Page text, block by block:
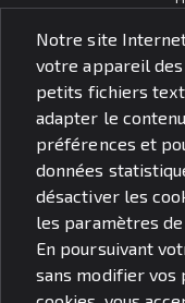
Notre site
votre appareil des
petits fichiers
adapter le
préférences et
données
désactiver les
les paramètres
En poursuivant
sans modifier vos
©